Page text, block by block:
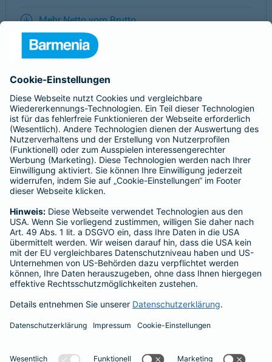
Mehr Netto vom Brutto
Last-Minute-Betriebsrente
Muster
Gehaltsbeileger - Extra Rente durch betriebliche
Altersvorsorge
Verzicht auf Entgeltumwandlung
Arbeitnehmerunterlagen Rente Vorsorge-Berater
Datenschutz Impressum Barrierefreiheit Cookie-Einstellungen